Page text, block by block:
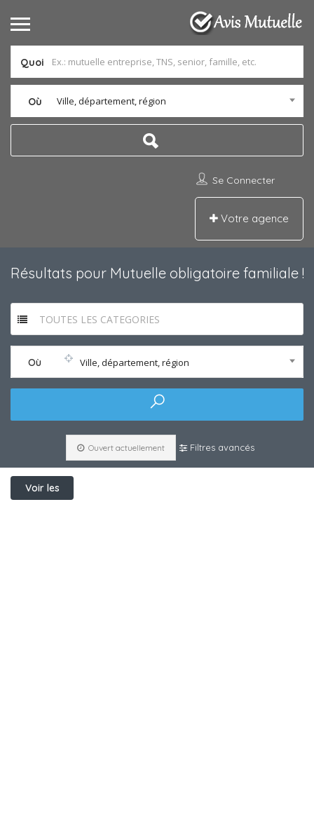
Quoi
Où Ville, département, région
Se Connecter
Votre agence
Résultats pour Mutuelle obligatoire familiale!
TOUTES LES CATEGORIES
Où Ville, département, région
Ouvert actuellement Filtres avancés
Voir les